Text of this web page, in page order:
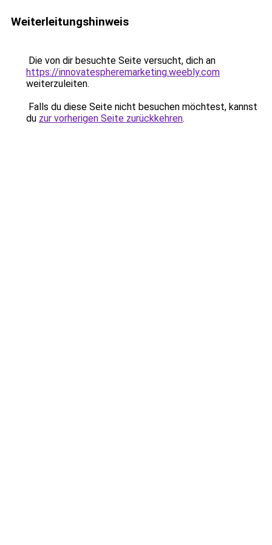
Weiterleitungshinweis
Die von dir besuchte Seite versucht, dich an
https://innovatespheremarketing.weebly.com
weiterzuleiten.
Falls du diese Seite nicht besuchen möchtest, kannst
du zur vorherigen Seite zurückkehren.